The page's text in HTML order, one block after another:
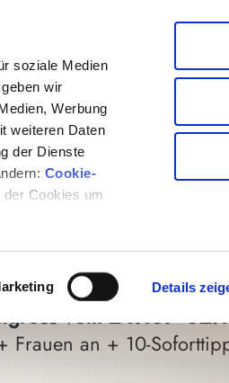
soziale Medien
wir
Werbung
weiteren Daten
der Dienste
Cookie-
Cookies um
Details
vom
Frauen an + 10-